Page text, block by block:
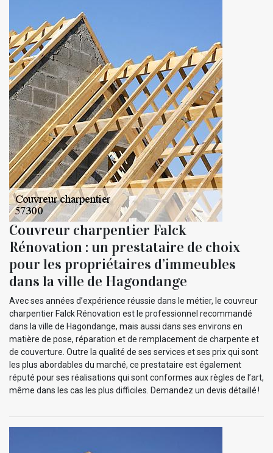
Couvreur charpentier Falck
Rénovation : un prestataire de choix
pour les propriétaires d’immeubles
dans la ville de Hagondange
Avec ses années d’expérience réussie dans le métier, le couvreur
charpentier Falck Rénovation est le professionnel recommandé
dans la ville de Hagondange, mais aussi dans ses environs en
matière de pose, réparation et de remplacement de charpente et
de couverture. Outre la qualité de ses services et ses prix qui sont
les plus abordables du marché, ce prestataire est également
réputé pour ses réalisations qui sont conformes aux règles de l’art,
même dans les cas les plus difficiles. Demandez un devis détaillé !